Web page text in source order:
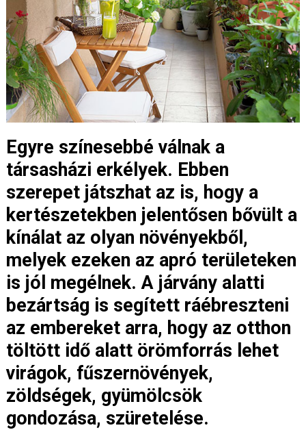
Egyre színesebbé válnak a
társasházi erkélyek. Ebben
szerepet játszhat az is, hogy a
kertészetekben jelentősen bővült a
kínálat az olyan növényekből,
melyek ezeken az apró területeken
is jól megélnek. A járvány alatti
bezártság is segített ráébreszteni
az embereket arra, hogy az otthon
töltött idő alatt örömforrás lehet
virágok, fűszernövények,
zöldségek, gyümölcsök
gondozása, szüretelése.